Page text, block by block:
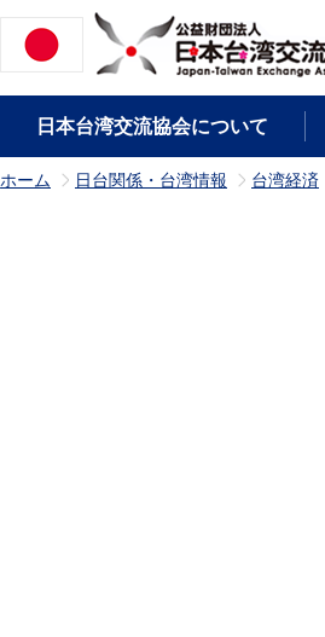
日本台湾交流協会について
ホーム >
日台関係・台湾情報 >
台湾経済